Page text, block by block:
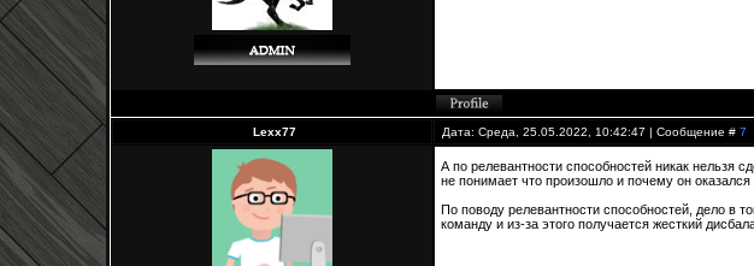
Lexx77 Дата: Среда, 25.05.2022, 10:42:47 | Сообщение # 7
А по релевантности способностей никак нельзя
не понимает что произошло и почему он оказался
По поводу релевантности способностей, дело в
команду и из-за этого получается жесткий